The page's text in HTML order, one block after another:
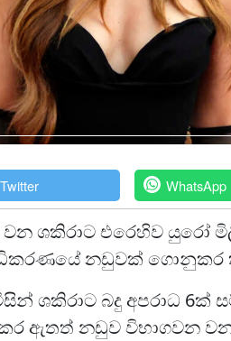
Twitter WhatsApp
ශකිරාට එරෙහිව යුරෝ
නඩුවක් ගොනුකර
ශකිරාට බදු අපරාධ 6ක්
ඇතත් නඩුව විභාගවන